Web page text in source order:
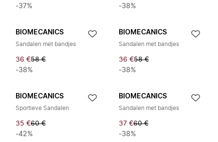
-37%
-38%
BIOMECANICS
Sandalen met bandjes
36 €58 €
-38%
BIOMECANICS
Sandalen met bandjes
36 €58 €
-38%
BIOMECANICS
Sportieve Sandalen
35 €60 €
-42%
BIOMECANICS
Sandalen met bandjes
37 €60 €
-38%